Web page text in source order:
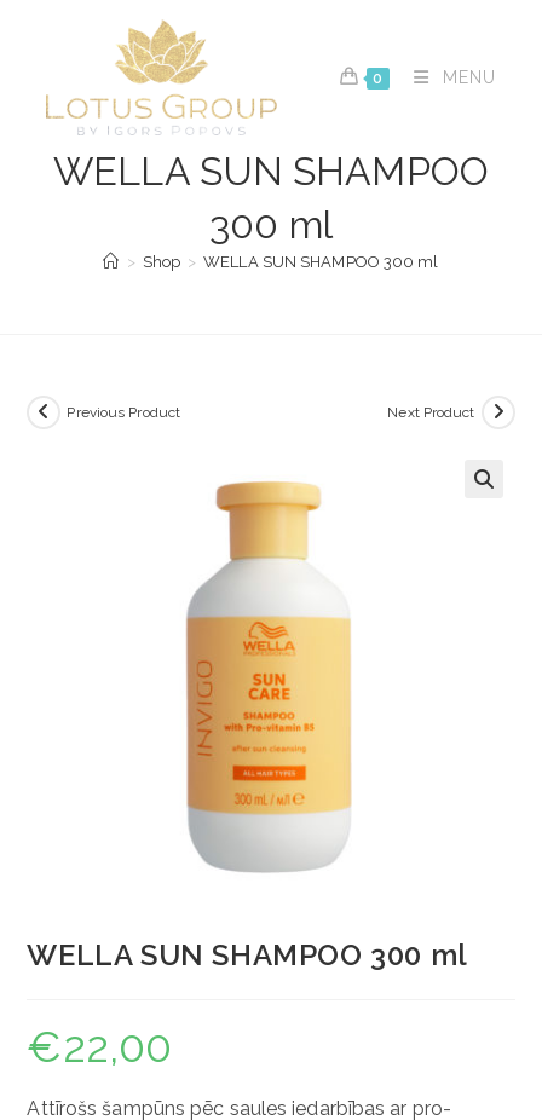
0 MENU
WELLA SUN SHAMPOO
300 ml
> Shop > WELLA SUN SHAMPOO 300 ml
Previous Product Next Product
WELLA SUN SHAMPOO 300 ml
€22,00
Аttīrošs šampūns pēc saules iedarbības ar pro-